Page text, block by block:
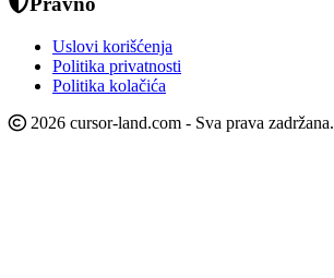
Uslovi korišćenja
Politika privatnosti
Politika kolačića
2026 cursor-land.com - Sva prava zadržana.